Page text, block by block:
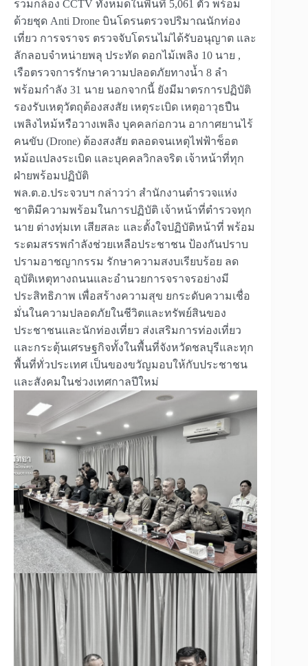
รวมกล้อง CCTV ทั้งหมดในพื้นที่ 5,061 ตัว พร้อม
ด้วยชุด Anti Drone บินโดรนตรวจปริมาณนักท่อง
เที่ยว การจราจร ตรวจจับโดรนไม่ได้รับอนุญาต และ
ลักลอบจำหน่ายพลุ ประทัด ดอกไม้เพลิง 10 นาย ,
เรือตรวจการรักษาความปลอดภัยทางน้ำ 8 ลำ
พร้อมกำลัง 31 นาย นอกจากนี้ ยังมีมาตรการปฏิบัติ
รองรับเหตุวัตถุต้องสงสัย เหตุระเบิด เหตุอาวุธปืน
เพลิงไหม้หรือวางเพลิง บุคคลก่อกวน อากาศยานไร้
คนขับ (Drone) ต้องสงสัย ตลอดจนเหตุไฟฟ้าช็อต
หม้อแปลงระเบิด และบุคคลวิกลจริต เจ้าหน้าที่ทุก
ฝ่ายพร้อมปฏิบัติ
พล.ต.อ.ประจวบฯ กล่าวว่า สำนักงานตำรวจแห่ง
ชาติมีความพร้อมในการปฏิบัติ เจ้าหน้าที่ตำรวจทุก
นาย ต่างทุ่มเท เสียสละ และตั้งใจปฏิบัติหน้าที่ พร้อม
ระดมสรรพกำลังช่วยเหลือประชาชน ป้องกันปราบ
ปรามอาชญากรรม รักษาความสงบเรียบร้อย ลด
อุบัติเหตุทางถนนและอำนวยการจราจรอย่างมี
ประสิทธิภาพ เพื่อสร้างความสุข ยกระดับความเชื่อ
มั่นในความปลอดภัยในชีวิตและทรัพย์สินของ
ประชาชนและนักท่องเที่ยว ส่งเสริมการท่องเที่ยว
และกระตุ้นเศรษฐกิจทั้งในพื้นที่จังหวัดชลบุรีและทุก
พื้นที่ทั่วประเทศ เป็นของขวัญมอบให้กับประชาชน
และสังคมในช่วงเทศกาลปีใหม่